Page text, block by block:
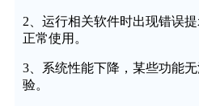
2、运行相关软件时出现错误
正常使用。
3、系统性能下降，某些功能
验。